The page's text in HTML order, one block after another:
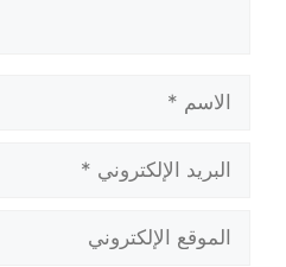
الاسم
البريد
الإلكتروني
الموقع
الإلكتروني